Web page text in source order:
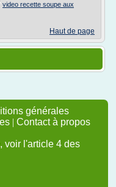
video recette soupe aux
Haut de page
générales
| Contact à propos
voir l'article 4 des